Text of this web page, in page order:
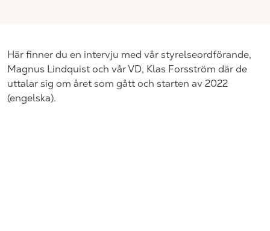
Här finner du en intervju med vår styrelseordförande,
Magnus Lindquist och vår VD, Klas Forsström där de
uttalar sig om året som gått och starten av 2022
(engelska).